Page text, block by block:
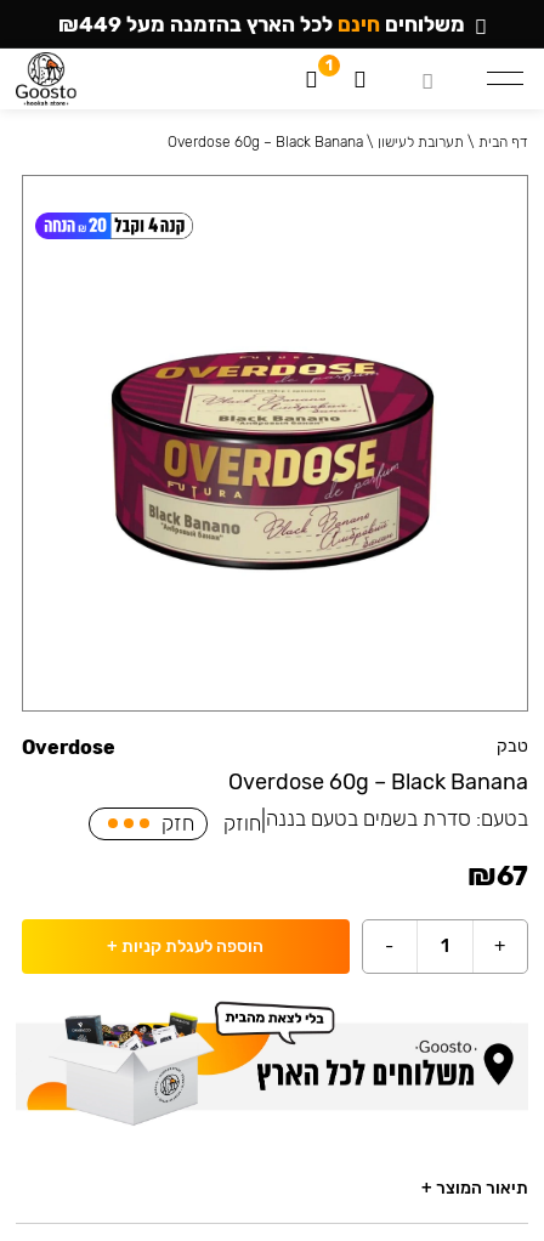
טבק
Overdose 60g – Black Banana
Overdose
בטעם: סדרת בשמים בטעם בננה חוזק חזק
₪67
+
1
- הוספה לעגלת קניות +
דף הבית \ תערובת לעישון \
Overdose 60g – Black Banana
תיאור המוצר +
משלוחיםחינםלכל הארץ בהזמנה מעל ₪449
1